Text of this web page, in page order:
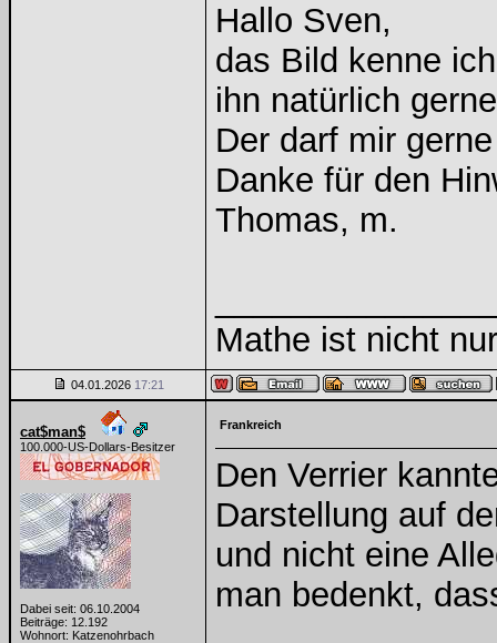
Hallo Sven,
das Bild kenne
ihn natürlich
Der darf mir
Danke für den
Thomas, m.
Mathe ist nicht
04.01.2026 17:21
cat$man$
100.000-US-Dollars-Besitzer
Dabei seit: 06.10.2004
Beiträge: 12.192
Wohnort: Katzenohrbach
Frankreich
Den Verrier
Darstellung auf
und nicht eine
man bedenkt,